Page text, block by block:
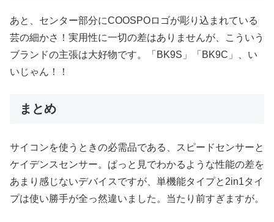
あと、センター部分にCOOSPOロゴが彫り込まれている
芸の細かさ！実用性に一切の差はありませんが、こういう
ブランドの主張は大好物です。「BK9S」「BK9C」、い
いじゃん！！
まとめ
サイコンを使うときの必需品である、スピードセンサーと
ケイデンスセンサー。ぱっと見でわかるような性能の差を
あまり感じないデバイスですが、単機能タイプと2in1タイ
プは使い勝手が全っ然違いました。当たり前すぎますが。